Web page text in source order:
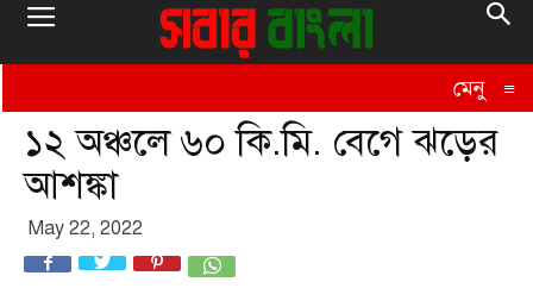
মেনু ≡
১২ অঞ্চলে ৬০ কি.মি. বেগে ঝড়ের
আশঙ্কা
May 22, 2022